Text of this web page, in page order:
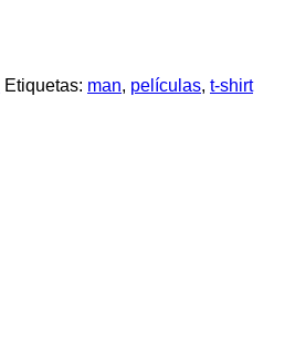
Etiquetas: man, películas, t-shirt